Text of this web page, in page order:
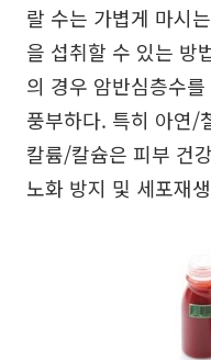
랄 수는 가볍게 마시
을 섭취할 수 있는 방
의 경우 암반심층수
풍부하다. 특히 아연/
칼륨/칼슘은 피부 건
노화 방지 및 세포재